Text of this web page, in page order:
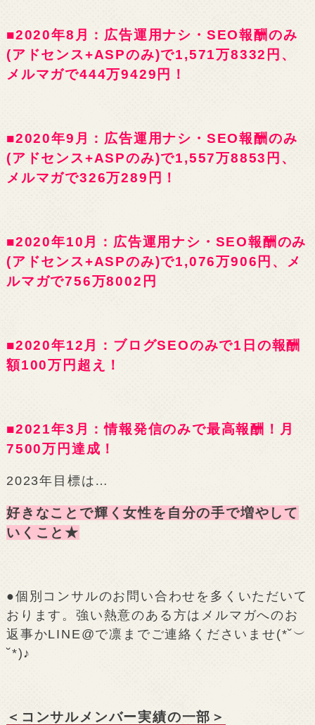
■2020年8月：広告運用ナシ・SEO報酬のみ
(アドセンス+ASPのみ)で1,571万8332円、
メルマガで444万9429円！
■2020年9月：広告運用ナシ・SEO報酬のみ
(アドセンス+ASPのみ)で1,557万8853円、
メルマガで326万289円！
■2020年10月：広告運用ナシ・SEO報酬のみ
(アドセンス+ASPのみ)で1,076万906円、メ
ルマガで756万8002円
■2020年12月：ブログSEOのみで1日の報酬
額100万円超え！
■2021年3月：情報発信のみで最高報酬！月
7500万円達成！
2023年目標は…
好きなことで輝く女性を自分の手で増やして
いくこと★
●個別コンサルのお問い合わせを多くいただいて
おります。強い熱意のある方はメルマガへのお
返事かLINE@で凛までご連絡くださいませ(*˘︶
˘*)♪
＜コンサルメンバー実績の一部＞